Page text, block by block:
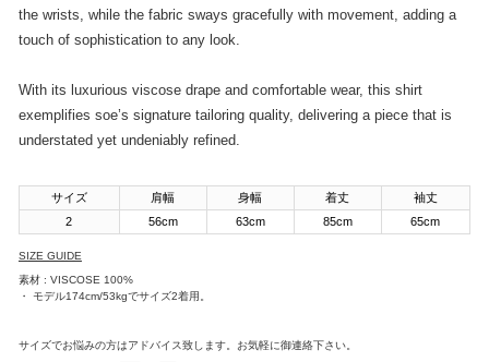
the wrists, while the fabric sways gracefully with movement, adding a
touch of sophistication to any look.
With its luxurious viscose drape and comfortable wear, this shirt
exemplifies soe’s signature tailoring quality, delivering a piece that is
understated yet undeniably refined.
サイズ 肩幅 身幅 着丈
袖丈
2
56cm 63cm 85cm 65cm
SIZE GUIDE
素材 : VISCOSE 100%
・ モデル174cm/53kgでサイズ2着用。
サイズでお悩みの方はアドバイス致します。お気軽に御連絡下さい。